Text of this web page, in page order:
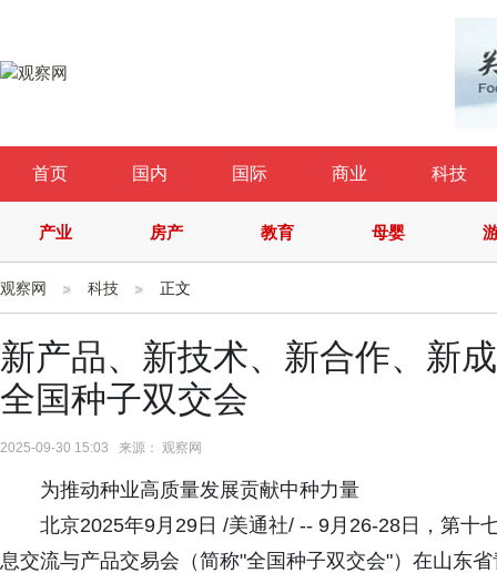
首页 国内 国际 商业 科技
产业 房产 教育 母婴
观察网 科技 正文
新产品、新技术、新合作、新
全国种子双交会
2025-09-30 15:03 来源： 观察网
为推动种业高质量发展贡献中种力量
北京2025年9月29日 /美通社/ -- 9月26-28日，第十
息交流与产品交易会（简称"全国种子双交会"）在山东